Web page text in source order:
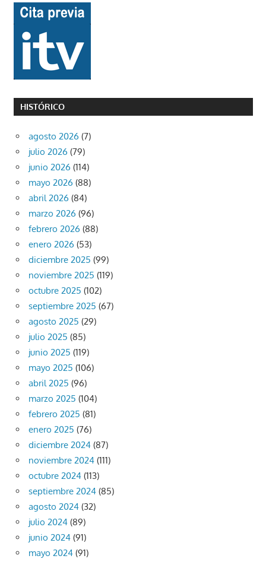
HISTÓRICO
agosto 2026 (7)
julio 2026 (79)
junio 2026 (114)
mayo 2026 (88)
abril 2026 (84)
marzo 2026 (96)
febrero 2026 (88)
enero 2026 (53)
diciembre 2025 (99)
noviembre 2025 (119)
octubre 2025 (102)
septiembre 2025 (67)
agosto 2025 (29)
julio 2025 (85)
junio 2025 (119)
mayo 2025 (106)
abril 2025 (96)
marzo 2025 (104)
febrero 2025 (81)
enero 2025 (76)
diciembre 2024 (87)
noviembre 2024 (111)
octubre 2024 (113)
septiembre 2024 (85)
agosto 2024 (32)
julio 2024 (89)
junio 2024 (91)
mayo 2024 (91)